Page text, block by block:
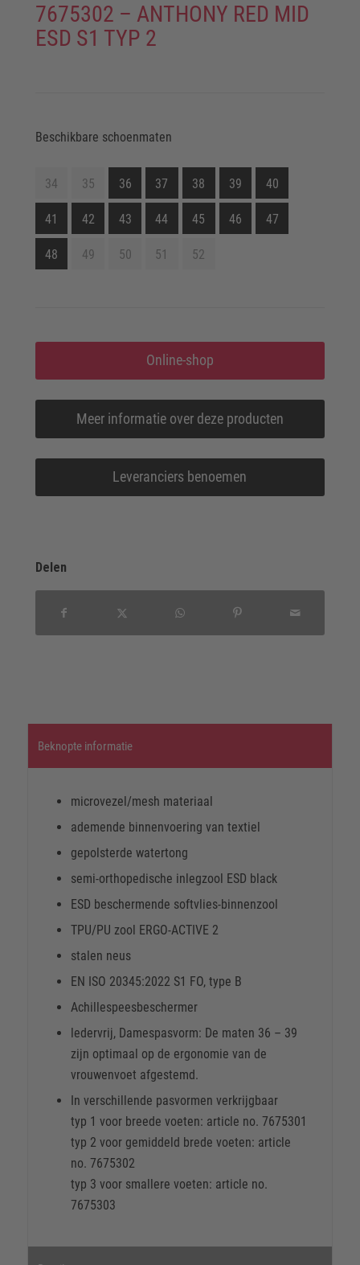
7675302 – ANTHONY RED MID
ESD S1 TYP 2
Beschikbare schoenmaten
34 35 36 37 38 39 40
41 42 43 44 45 46 47
48 49 50 51 52
Online-shop
Meer informatie over deze producten
Leveranciers benoemen
Delen
Beknopte informatie
microvezel/mesh materiaal
ademende binnenvoering van textiel
gepolsterde watertong
semi-orthopedische inlegzool ESD black
ESD beschermende softvlies-binnenzool
TPU/PU zool ERGO-ACTIVE 2
stalen neus
EN ISO 20345:2022 S1 FO, type B
Achillespeesbeschermer
ledervrij, Damespasvorm: De maten 36 – 39
zijn optimaal op de ergonomie van de
vrouwenvoet afgestemd.
In verschillende pasvormen verkrijgbaar
typ 1 voor breede voeten: article no. 7675301
typ 2 voor gemiddeld brede voeten: article
no. 7675302
typ 3 voor smallere voeten: article no.
7675303